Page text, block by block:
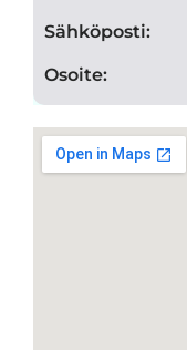
Sähköposti:
Osoite: